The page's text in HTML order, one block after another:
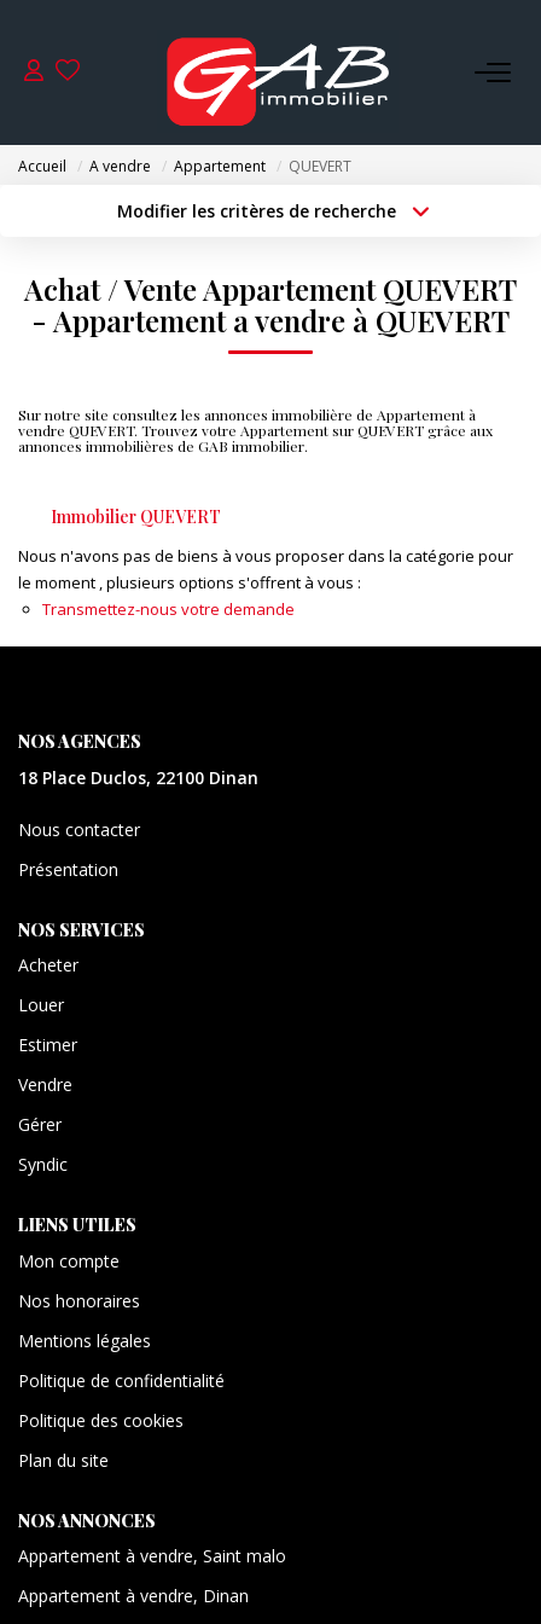
ACHETER
SYNDIC
GESTION
CONTACT
Accueil A vendre Appartement QUEVERT
Modifier les critères de recherche
Sélectionnez...
Type de bien
Surface min
Créer une alerte
Achat / Vente Appartement QUEVERT
- Appartement a vendre à QUEVERT
Sur notre site consultez les annonces immobilière de Appartement à
vendre QUEVERT. Trouvez votre Appartement sur QUEVERT grâce aux
annonces immobilières de GAB immobilier.
Immobilier QUEVERT
Nous n'avons pas de biens à vous proposer dans la catégorie pour
le moment , plusieurs options s'offrent à vous :
Transmettez-nous votre demande
NOS AGENCES
18 Place Duclos, 22100 Dinan
Nous contacter
Présentation
NOS SERVICES
Acheter
Louer
Estimer
Vendre
Gérer
Syndic
LIENS UTILES
Mon compte
Nos honoraires
Mentions légales
Politique de confidentialité
Politique des cookies
Plan du site
NOS ANNONCES
Appartement à vendre, Saint malo
Appartement à vendre, Dinan